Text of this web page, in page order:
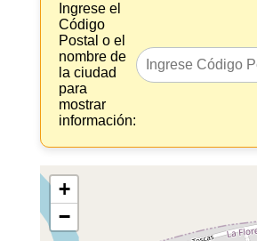
Ingrese el
Código
Postal o el
nombre de
la ciudad
para
mostrar
información:
+
−